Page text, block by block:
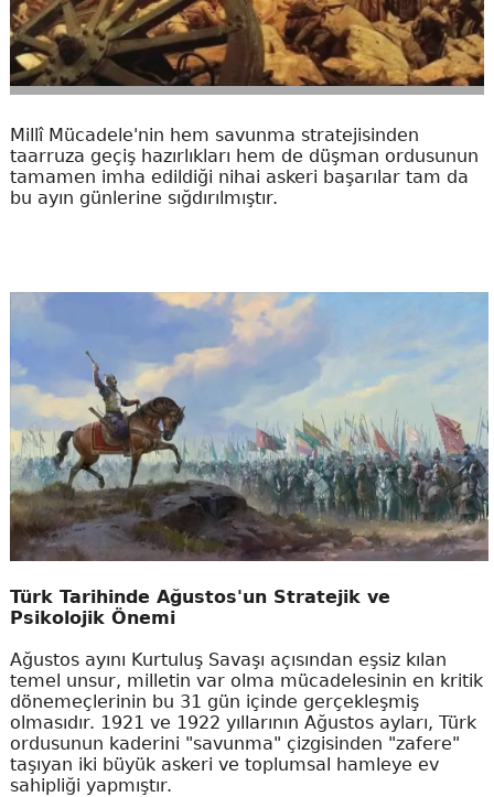
Millî Mücadele'nin hem savunma stratejisinden
taarruza geçiş hazırlıkları hem de düşman ordusunun
tamamen imha edildiği nihai askeri başarılar tam da
bu ayın günlerine sığdırılmıştır.
Türk Tarihinde Ağustos'un Stratejik ve
Psikolojik Önemi
Ağustos ayını Kurtuluş Savaşı açısından eşsiz kılan
temel unsur, milletin var olma mücadelesinin en kritik
dönemeçlerinin bu 31 gün içinde gerçekleşmiş
olmasıdır. 1921 ve 1922 yıllarının Ağustos ayları, Türk
ordusunun kaderini "savunma" çizgisinden "zafere"
taşıyan iki büyük askeri ve toplumsal hamleye ev
sahipliği yapmıştır.